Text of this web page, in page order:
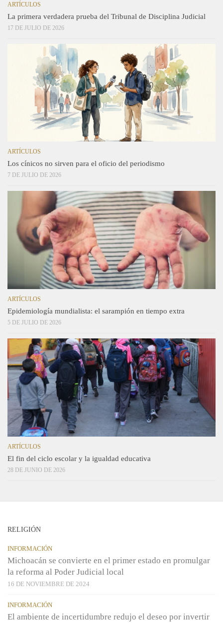
ARTÍCULOS
La primera verdadera prueba del Tribunal de Disciplina Judicial
17 DE JULIO DE 2026
ARTÍCULOS
Los cínicos no sirven para el oficio del periodismo
7 DE JULIO DE 2026
ARTÍCULOS
Epidemiología mundialista: el sarampión en tiempo extra
5 DE JULIO DE 2026
ARTÍCULOS
El fin del ciclo escolar y la igualdad educativa
28 DE JUNIO DE 2026
RELIGIÓN
INFORMACIÓN
Michoacán se convierte en el primer estado en promulgar
la reforma al Poder Judicial local
16 DE NOVIEMBRE DE 2024
INFORMACIÓN
El ambiente de incertidumbre redujo el deseo por invertir